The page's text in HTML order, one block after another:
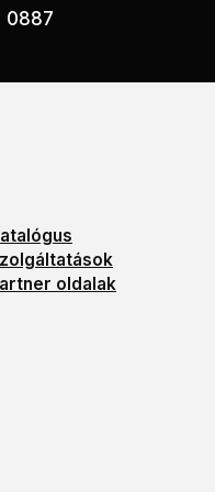
0887
oldalak